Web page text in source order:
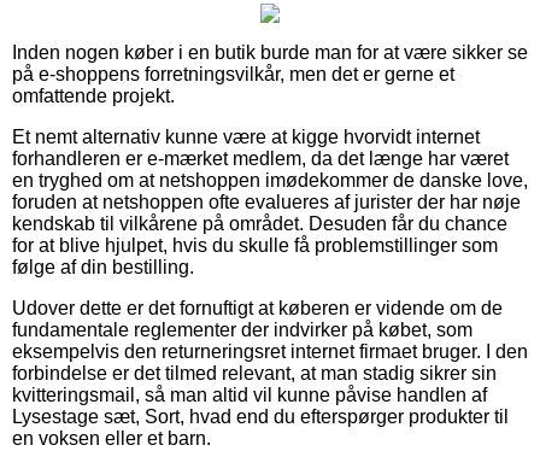
Inden nogen køber i en butik burde man for at være sikker se
på e-shoppens forretningsvilkår, men det er gerne et
omfattende projekt.
Et nemt alternativ kunne være at kigge hvorvidt internet
forhandleren er e-mærket medlem, da det længe har været
en tryghed om at netshoppen imødekommer de danske love,
foruden at netshoppen ofte evalueres af jurister der har nøje
kendskab til vilkårene på området. Desuden får du chance
for at blive hjulpet, hvis du skulle få problemstillinger som
følge af din bestilling.
Udover dette er det fornuftigt at køberen er vidende om de
fundamentale reglementer der indvirker på købet, som
eksempelvis den returneringsret internet firmaet bruger. I den
forbindelse er det tilmed relevant, at man stadig sikrer sin
kvitteringsmail, så man altid vil kunne påvise handlen af
Lysestage sæt, Sort, hvad end du efterspørger produkter til
en voksen eller et barn.